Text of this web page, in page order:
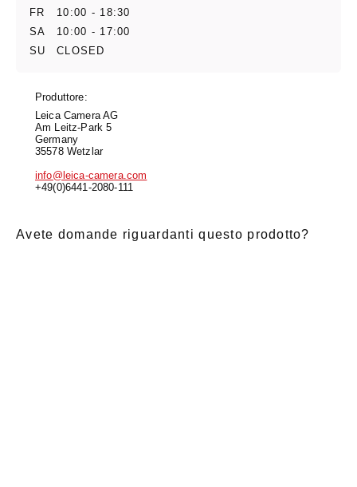
FR
10:00 - 18:30
SA
10:00 - 17:00
SU
CLOSED
Produttore:
Leica Camera AG
Am Leitz-Park 5
Germany
35578 Wetzlar
info@leica-camera.com
+49(0)6441-2080-111
Avete domande riguardanti questo prodotto?